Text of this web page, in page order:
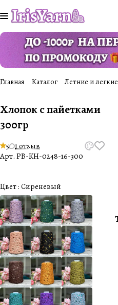
Главная Каталог Летние и
Хлопок с пайетками
300гр
5 1 отзыв
Арт. PB-KH-0248-16-300
Цвет : Сиреневый